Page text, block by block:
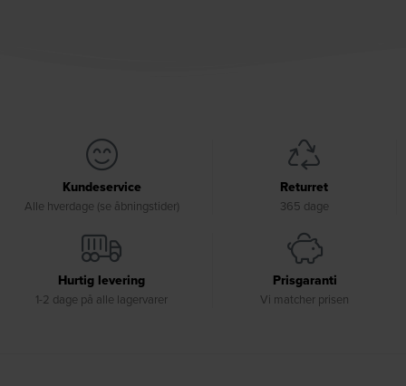
Kundeservice
Alle hverdage (se åbningstider)
Returret
365 dage
Hurtig levering
1-2 dage på alle lagervarer
Prisgaranti
Vi matcher prisen